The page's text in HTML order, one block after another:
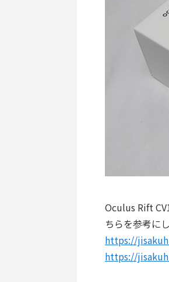
Oculus Rift
ちらを参考に
https://
https://